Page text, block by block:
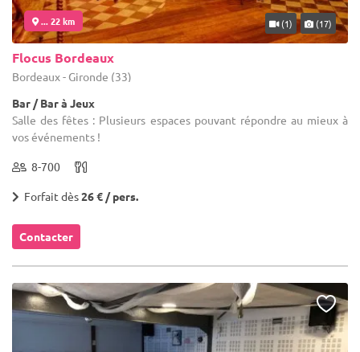
... 22 km (1) (17)
Flocus Bordeaux
Bordeaux - Gironde (33)
Bar / Bar à Jeux
Salle des fêtes : Plusieurs espaces pouvant répondre au mieux à
vos événements !
8-700
Forfait dès26 € / pers.
Contacter